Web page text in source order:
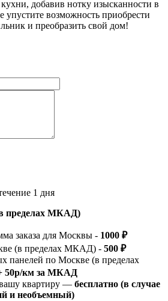
добавив нотку изысканности в
упустите возможность приобрести
и преобразить свой дом!
1 дня
пределах МКАД)
заказа для Москвы - 1000 ₽
(в пределах МКАД) - 500 ₽
панелей по Москве (в пределах
50р/км за МКАД
квартиру — бесплатно (в случае
и необъемный)